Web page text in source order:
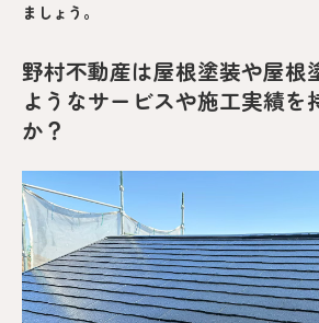
ましょう。
野村不動産は屋根塗装や屋根
ようなサービスや施工実績を
か？